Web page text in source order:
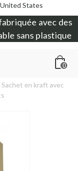
United States
avec des
sans plastique
0
Sachet en kraft avec